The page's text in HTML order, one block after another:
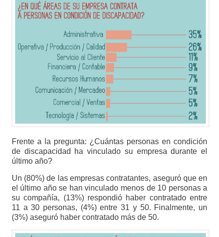
Frente a la pregunta: ¿Cuántas personas en condición
de discapacidad ha vinculado su empresa durante el
último año?
Un (80%) de las empresas contratantes, aseguró que en
el último año se han vinculado menos de 10 personas a
su compañía, (13%) respondió haber contratado entre
11 a 30 personas, (4%) entre 31 y 50. Finalmente, un
(3%) aseguró haber contratado más de 50.